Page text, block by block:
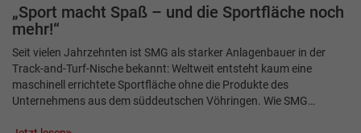
„Sport macht Spaß – und die Sportfläche noch
mehr!“
Seit vielen Jahrzehnten ist SMG als starker Anlagenbauer in der
Track-and-Turf-Nische bekannt: Weltweit entsteht kaum eine
maschinell errichtete Sportfläche ohne die Produkte des
Unternehmens aus dem süddeutschen Vöhringen. Wie SMG…